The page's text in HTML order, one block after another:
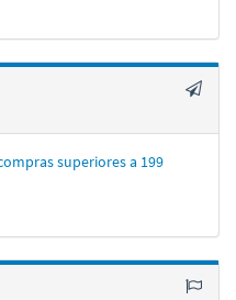
superiores a 199